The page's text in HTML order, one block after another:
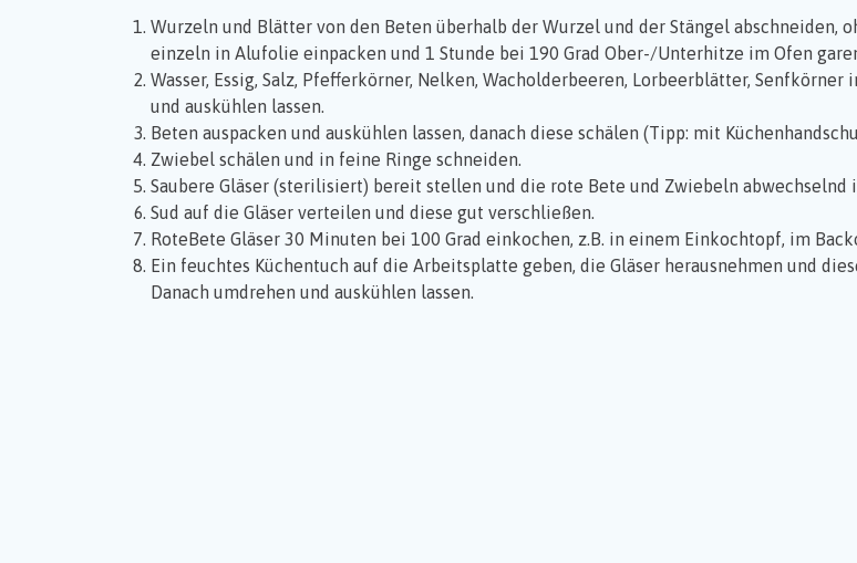
Wurzeln und Blätter von den Beten überhalb der Wurzel und der Stängel abschneiden,
einzeln in Alufolie einpacken und 1 Stunde bei 190 Grad Ober-/Unterhitze im Ofen
Wasser, Essig, Salz, Pfefferkörner, Nelken, Wacholderbeeren, Lorbeerblätter,
und auskühlen lassen.
Beten auspacken und auskühlen lassen, danach diese schälen (Tipp: mit
Zwiebel schälen und in feine Ringe schneiden.
Saubere Gläser (sterilisiert) bereit stellen und die rote Bete und Zwiebeln abwechselnd
Sud auf die Gläser verteilen und diese gut verschließen.
RoteBete Gläser 30 Minuten bei 100 Grad einkochen, z.B. in einem Einkochtopf, im
Ein feuchtes Küchentuch auf die Arbeitsplatte geben, die Gläser herausnehmen und
Danach umdrehen und auskühlen lassen.